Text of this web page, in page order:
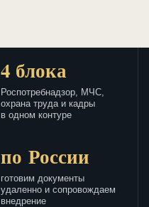
4 блока
Роспотребнадзор, МЧС,
охрана труда и кадры
в одном контуре
по России
готовим документы
удаленно и сопровождаем
внедрение